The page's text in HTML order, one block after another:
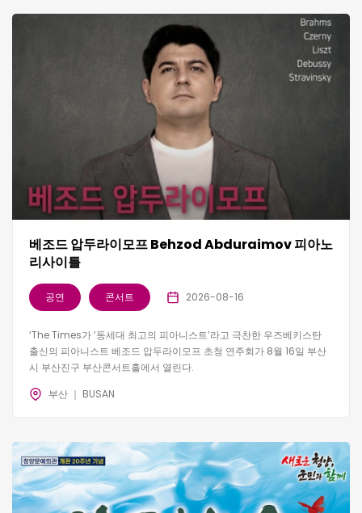
베조드 압두라이모프 Behzod Abduraimov 피아노
리사이틀
공연 콘서트 2026-08-16
‘The Times가 ‘동세대 최고의 피아니스트’라고 극찬한 우즈베키스탄
출신의 피아니스트 베조드 압두라이모프 초청 연주회가 8월 16일 부산
시 부산진구 부산콘서트홀에서 열린다.
부산 ｜ BUSAN